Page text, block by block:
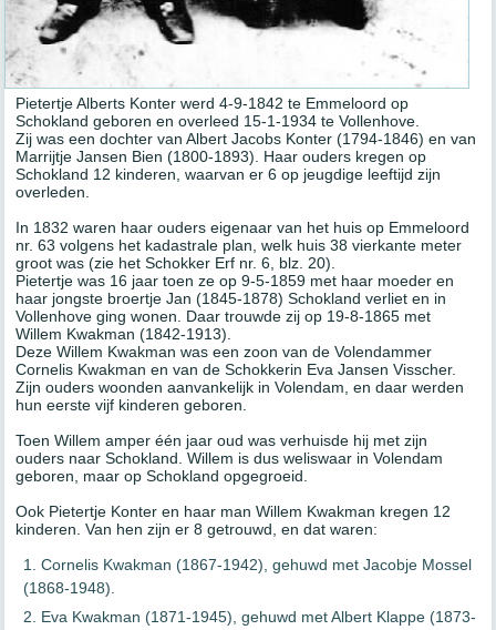
Pietertje Alberts Konter werd 4-9-1842 te Emmeloord op
Schokland geboren en overleed 15-1-1934 te Vollenhove.
Zij was een dochter van Albert Jacobs Konter (1794-1846) en van
Marrijtje Jansen Bien (1800-1893). Haar ouders kregen op
Schokland 12 kinderen, waarvan er 6 op jeugdige leeftijd zijn
overleden.
In 1832 waren haar ouders eigenaar van het huis op Emmeloord
nr. 63 volgens het kadastrale plan, welk huis 38 vierkante meter
groot was (zie het Schokker Erf nr. 6, blz. 20).
Pietertje was 16 jaar toen ze op 9-5-1859 met haar moeder en
haar jongste broertje Jan (1845-1878) Schokland verliet en in
Vollenhove ging wonen. Daar trouwde zij op 19-8-1865 met
Willem Kwakman (1842-1913).
Deze Willem Kwakman was een zoon van de Volendammer
Cornelis Kwakman en van de Schokkerin Eva Jansen Visscher.
Zijn ouders woonden aanvankelijk in Volendam, en daar werden
hun eerste vijf kinderen geboren.
Toen Willem amper één jaar oud was verhuisde hij met zijn
ouders naar Schokland. Willem is dus weliswaar in Volendam
geboren, maar op Schokland opgegroeid.
Ook Pietertje Konter en haar man Willem Kwakman kregen 12
kinderen. Van hen zijn er 8 getrouwd, en dat waren:
Cornelis Kwakman (1867-1942), gehuwd met Jacobje Mossel
(1868-1948).
Eva Kwakman (1871-1945), gehuwd met Albert Klappe (1873-